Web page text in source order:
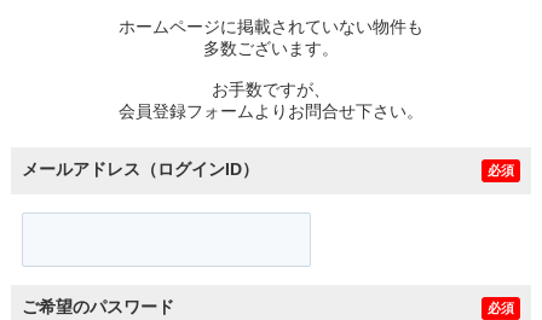
ホームページに掲載されていない物件も
多数ございます。
お手数ですが、
会員登録フォームよりお問合せ下さい。
メールアドレス（ログインID） 必須
ご希望のパスワード 必須